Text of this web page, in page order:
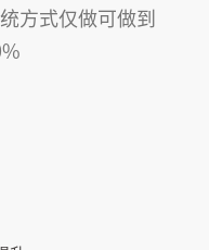
方式仅做可做到